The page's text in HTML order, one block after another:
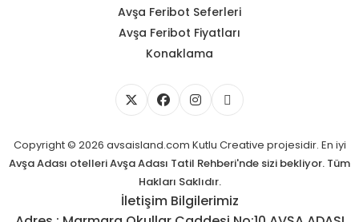
Avşa Feribot Seferleri
Avşa Feribot Fiyatları
Konaklama
Copyright © 2026 avsaisland.com Kutlu Creative projesidir. En iyi
Avşa Adası otelleriAvşa Adası Tatil Rehberi'nde sizi bekliyor. Tüm
Hakları Saklıdır.
İletişim Bilgilerimiz